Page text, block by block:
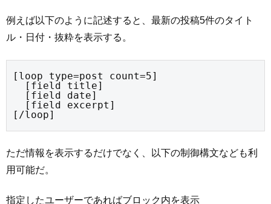
例えば以下のように記述すると、最新の投稿5件のタイト
ル・日付・抜粋を表示する。
[loop type=post count=5]
[/loop]
ただ情報を表示するだけでなく、以下の制御構文なども利
用可能だ。
指定したユーザーであればブロック内を表示